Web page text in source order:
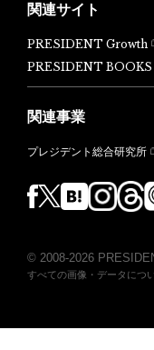
関連サイト
PRESIDENT Growth
PRESIDENT BOOKS
関連事業
プレジデント総合研究所
© 2008-2026
すべての画像・データにつ